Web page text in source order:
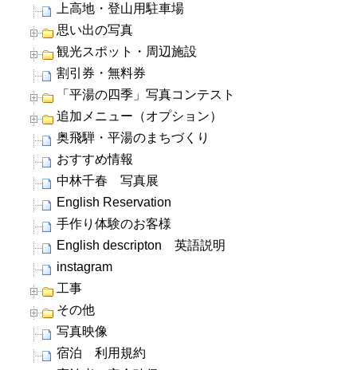
上高地・登山用駐車場
思い出の写真
観光スポット・周辺施設
割引券・無料券
「平湯の四季」写真コンテスト
追加メニュー（オプション）
奥飛騨・平湯のまちづくり
おすすめ情報
中林千春 写真展
English Reservation
手作り体験のお客様
English descripton 英語説明
instagram
工事
その他
写真映像
宿泊 利用規約